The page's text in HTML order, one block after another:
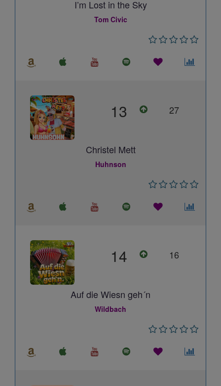
I’m Lost in the Sky
Tom Civic
13 27
Christel Mett
Huhnson
14 16
Auf die Wiesn geh´n
Wildbach